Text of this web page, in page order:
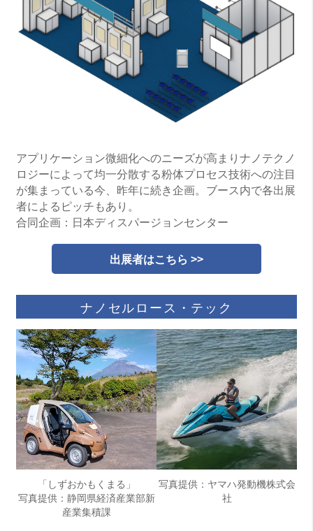
アプリケーション微細化へのニーズが高まりナノテクノ
ロジーによって均一分散する粉体プロセス技術への注目
が集まっている今、昨年に続き企画。ブース内で各出展
者によるピッチもあり。
合同企画：日本ディスパージョンセンター
出展者はこちら >>
ナノセルロース・テック
「しずおかもくまる」
写真提供：静岡県経済産業部新
産業集積課
写真提供：ヤマハ発動機株式会
社